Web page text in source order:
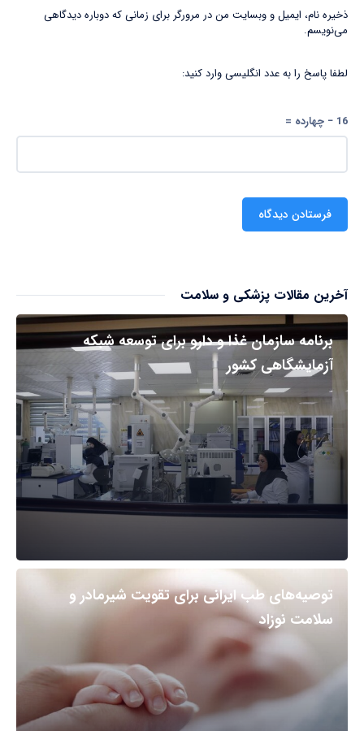
ذخیره نام، ایمیل و وبسایت من در مرورگر برای زمانی که دوباره دیدگاهی
می‌نویسم.
لطفا پاسخ را به عدد انگلیسی وارد کنید:
16 − چهارده =
آخرین مقالات پزشکی و سلامت
برنامه سازمان غذا و دارو برای توسعه شبکه
آزمایشگاهی کشور
توصیه‌های طب ایرانی برای تقویت شیرمادر و
سلامت نوزاد